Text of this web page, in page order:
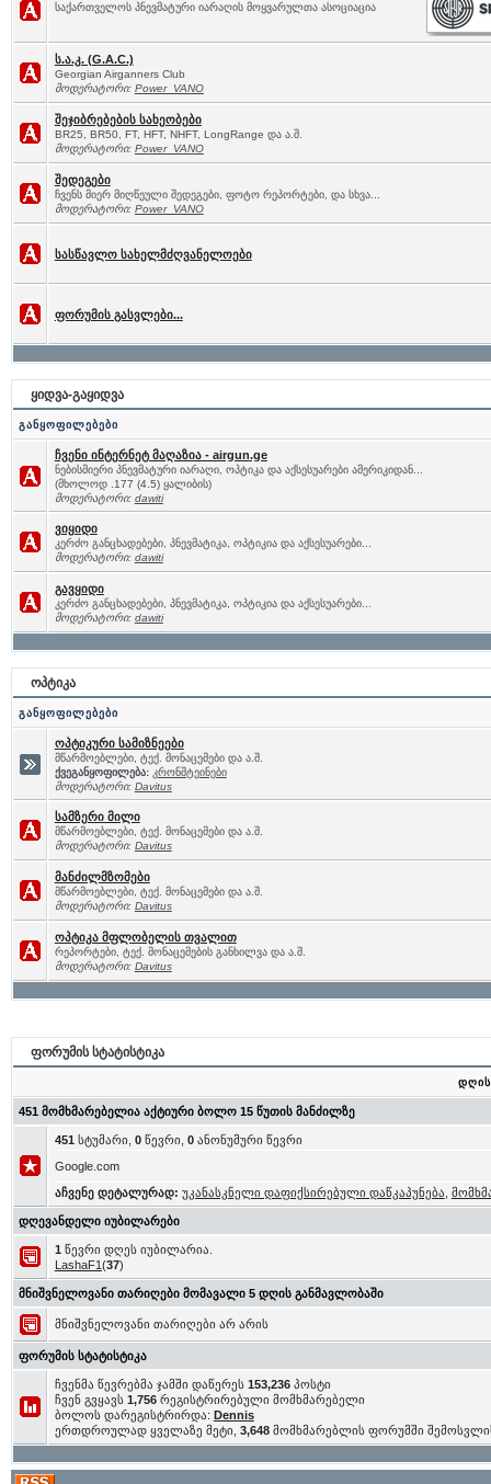
საქართველოს პნევმატური იარაღის მოყვარულთა ასოციაცია
ს.ა.კ. (G.A.C.)
Georgian Airganners Club
მოდერატორი: Power_VANO
შეჯიბრებების სახეობები
BR25, BR50, FT, HFT, NHFT, LongRange და ა.შ.
მოდერატორი: Power_VANO
შედეგები
ჩვენს მიერ მიღწეული შედეგები, ფოტო რეპორტები, და სხვა...
მოდერატორი: Power_VANO
სასწავლო სახელმძღვანელოები
ფორუმის გასვლები...
ყიდვა-გაყიდვა
განყოფილებები
ჩვენი ინტერნეტ მაღაზია - airgun.ge
ნებისმიერი პნევმატური იარაღი, ოპტიკა და აქსესუარები ამერიკიდან...
(მხოლოდ .177 (4.5) ყალიბის)
მოდერატორი: dawiti
ვიყიდი
კერძო განცხადებები, პნევმატიკა, ოპტიკია და აქსესუარები...
მოდერატორი: dawiti
გავყიდი
კერძო განცხადებები, პნევმატიკა, ოპტიკია და აქსესუარები...
მოდერატორი: dawiti
ოპტიკა
განყოფილებები
ოპტიკური სამიზნეები
მწარმოებლები, ტექ. მონაცემები და ა.შ.
ქვეგანყოფილება: კრონშტეინები
მოდერატორი: Davitus
სამზერი მილი
მწარმოებლები, ტექ. მონაცემები და ა.შ.
მოდერატორი: Davitus
მანძილმზომები
მწარმოებლები, ტექ. მონაცემები და ა.შ.
მოდერატორი: Davitus
ოპტიკა მფლობელის თვალით
რეპორტები, ტექ. მონაცემების განხილვა და ა.შ.
მოდერატორი: Davitus
ფორუმის სტატისტიკა
დღის
451 მომხმარებელია აქტიური ბოლო 15 წუთის მანძილზე
451 სტუმარი, 0წევრი, 0ანონუმური წევრი
Google.com
აჩვენე დეტალურად: უკანასკნელი დაფიქსირებული დაწკაპუნება
დღევანდელი იუბილარები
1 წევრი დღეს იუბილარია.
LashaF1(37)
მნიშვნელოვანი თარიღები მომავალი 5 დღის განმავლობაში
მნიშვნელოვანი თარიღები არ არის
ფორუმის სტატისტიკა
ჩვენმა წევრებმა ჯამში დაწერეს 153,236პოსტი
ჩვენ გვყავს 1,756რეგისტრირებული მომხმარებელი
ბოლოს დარეგისტრირდა: Dennis
ერთდროულად ყველაზე მეტი, 3,648მომხმარებლის ფორუმში